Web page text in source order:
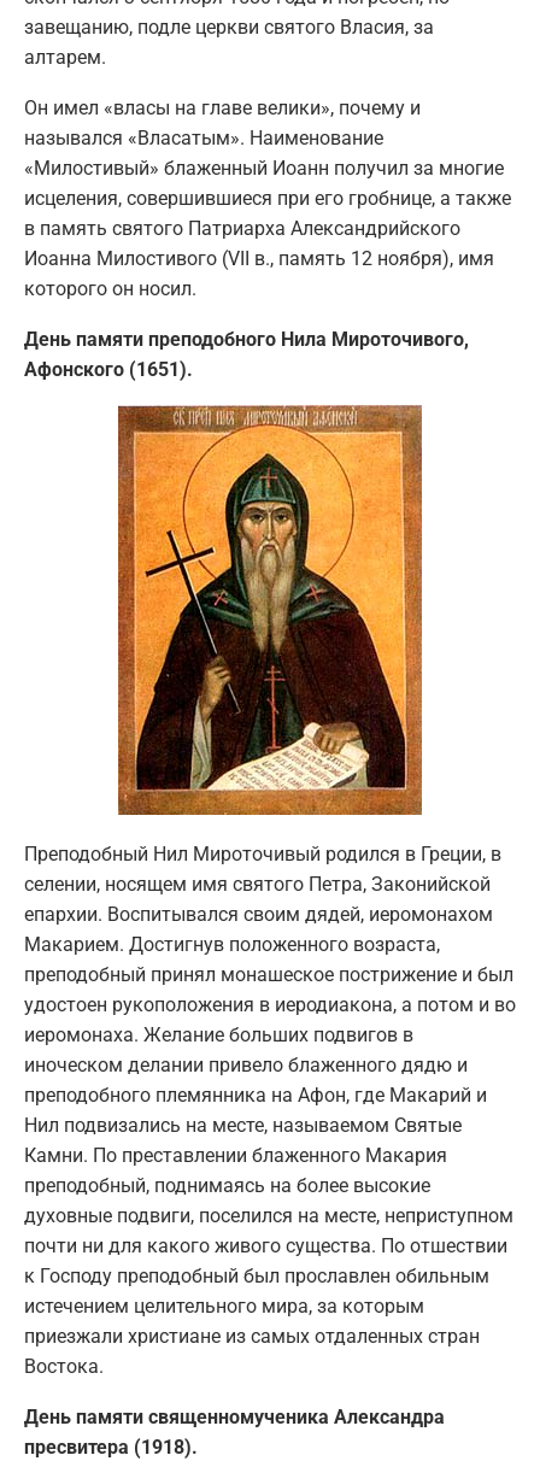
завещанию, подле церкви святого Власия, за
алтарем.
Он имел «власы на главе велики», почему и
назывался «Власатым». Наименование
«Милостивый» блаженный Иоанн получил за многие
исцеления, совершившиеся при его гробнице, а также
в память святого Патриарха Александрийского
Иоанна Милостивого (VII в., память 12 ноября), имя
которого он носил.
День памяти преподобного Нила Мироточивого,
Афонского (1651).
Преподобный Нил Мироточивый родился в Греции, в
селении, носящем имя святого Петра, Законийской
епархии. Воспитывался своим дядей, иеромонахом
Макарием. Достигнув положенного возраста,
преподобный принял монашеское пострижение и был
удостоен рукоположения в иеродиакона, а потом и во
иеромонаха. Желание больших подвигов в
иноческом делании привело блаженного дядю и
преподобного племянника на Афон, где Макарий и
Нил подвизались на месте, называемом Святые
Камни. По преставлении блаженного Макария
преподобный, поднимаясь на более высокие
духовные подвиги, поселился на месте, неприступном
почти ни для какого живого существа. По отшествии
к Господу преподобный был прославлен обильным
истечением целительного мира, за которым
приезжали христиане из самых отдаленных стран
Востока.
День памяти священномученика Александра
пресвитера (1918).